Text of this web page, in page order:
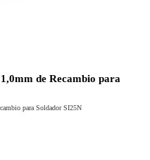
de Recambio para
para Soldador SI25N